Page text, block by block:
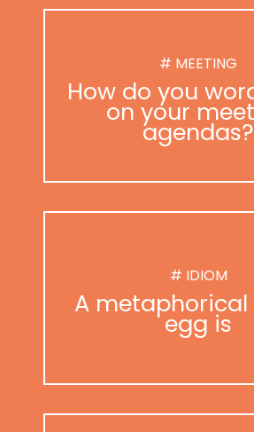
# MEETING
How do you
on your
agendas?
# IDIOM
A metaphorical
egg is